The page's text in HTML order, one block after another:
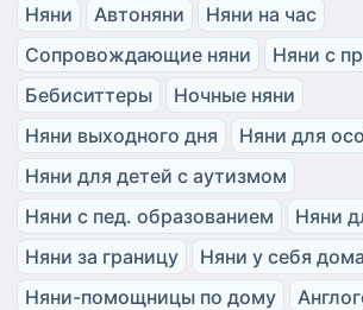
Няни Автоняни
Няни на час
Сопровождающие няни
Няни с
Бебиситтеры
Ночные няни
Няни выходного дня
Няни для
Няни для детей с аутизмом
Няни с пед. образованием
Няни
Няни за границу
Няни у себя дома
Няни-помощницы по дому